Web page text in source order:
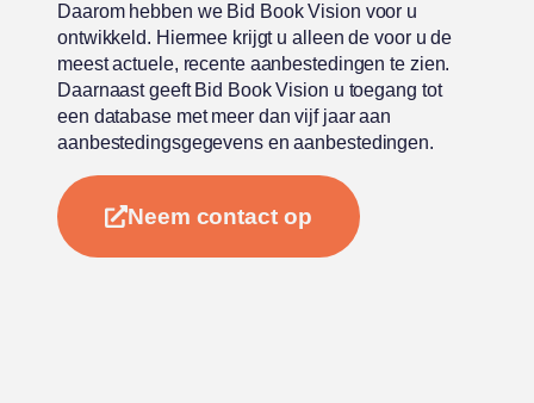
Neem contact op
Daarom hebben we Bid Book Vision voor u
ontwikkeld. Hiermee krijgt u alleen de voor u de
meest actuele, recente aanbestedingen te zien.
Daarnaast geeft Bid Book Vision u toegang tot
een database met meer dan vijf jaar aan
aanbestedingsgegevens en aanbestedingen.